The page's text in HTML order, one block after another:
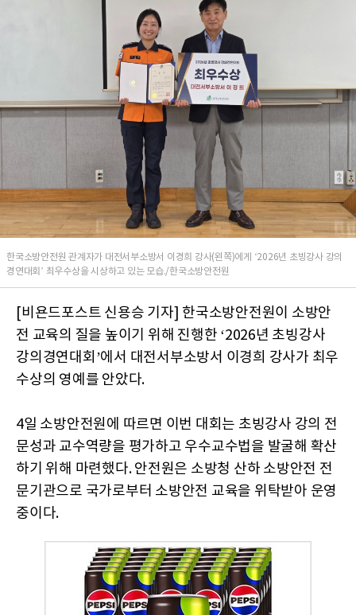
한국소방안전원 관계자가 대전서부소방서 이경희 강사(왼쪽)에게 ‘2026년 초빙강사 강의
경연대회’ 최우수상을 시상하고 있는 모습./한국소방안전원
[비욘드포스트 신용승 기자] 한국소방안전원이 소방안
전 교육의 질을 높이기 위해 진행한 ‘2026년 초빙강사
강의경연대회’에서 대전서부소방서 이경희 강사가 최우
수상의 영예를 안았다.
4일 소방안전원에 따르면 이번 대회는 초빙강사 강의 전
문성과 교수역량을 평가하고 우수교수법을 발굴해 확산
하기 위해 마련했다. 안전원은 소방청 산하 소방안전 전
문기관으로 국가로부터 소방안전 교육을 위탁받아 운영
중이다.